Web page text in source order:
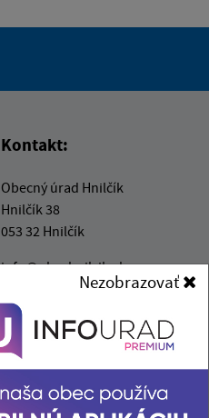
Nezobrazovať
Kontakt:
Obecný úrad Hnilčík
Hnilčík 38
053 32 Hnilčík
info@obechnilcik.sk
+421 53 449 41 03
IČO: 00329134